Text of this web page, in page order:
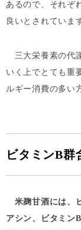
あるので、それぞ
良いとされていま
三大栄養素の代
いく上でとても重
ルギー消費の多い
ビタミンB群
米麹甘酒には、
アシン、ビタミン